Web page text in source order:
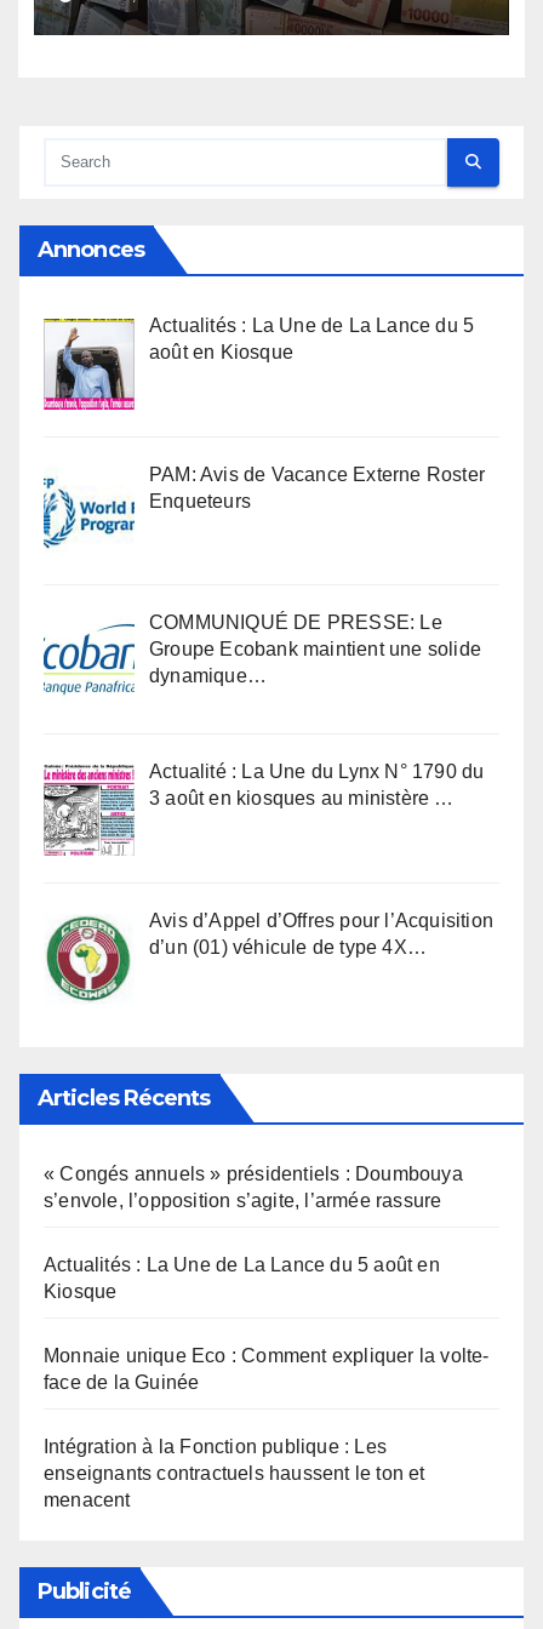
Annonces
Actualités : La Une de La Lance du 5
août en Kiosque
PAM: Avis de Vacance Externe Roster
Enqueteurs
COMMUNIQUÉ DE PRESSE: Le
Groupe Ecobank maintient une solide
dynamique…
Actualité : La Une du Lynx N° 1790 du
3 août en kiosques au ministère …
Avis d’Appel d’Offres pour l’Acquisition
d’un (01) véhicule de type 4X…
Articles Récents
« Congés annuels » présidentiels : Doumbouya
s’envole, l’opposition s’agite, l’armée rassure
Actualités : La Une de La Lance du 5 août en
Kiosque
Monnaie unique Eco : Comment expliquer la volte-
face de la Guinée
Intégration à la Fonction publique : Les
enseignants contractuels haussent le ton et
menacent
Publicité